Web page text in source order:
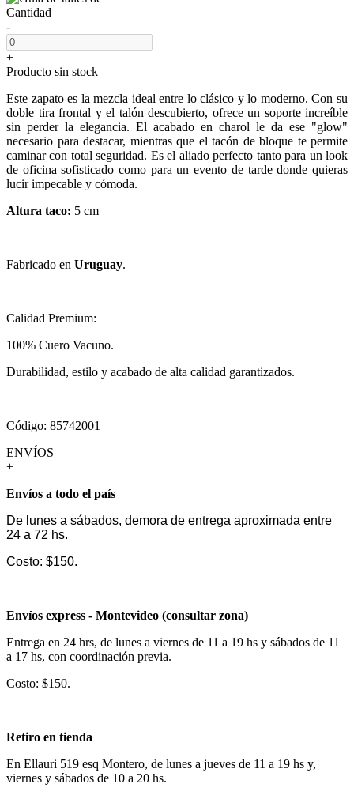
Cantidad
-
+
Producto sin stock
Este zapato es la mezcla ideal entre lo clásico y lo moderno. Con su
doble tira frontal y el talón descubierto, ofrece un soporte increíble
sin perder la elegancia. El acabado en charol le da ese "glow"
necesario para destacar, mientras que el tacón de bloque te permite
caminar con total seguridad. Es el aliado perfecto tanto para un look
de oficina sofisticado como para un evento de tarde donde quieras
lucir impecable y cómoda.
Altura taco: 5 cm
Fabricado en Uruguay.
Calidad Premium:
100% Cuero Vacuno.
Durabilidad, estilo y acabado de alta calidad garantizados.
Código: 85742001
ENVÍOS
+
Envíos a todo el país
De lunes a sábados, demora de entrega aproximada entre
24 a 72 hs.
Costo: $150.
Envíos express - Montevideo (consultar zona)
Entrega en 24 hrs, de lunes a viernes de 11 a 19 hs y sábados de 11
a 17 hs, con coordinación previa.
Costo: $150.
Retiro en tienda
En Ellauri 519 esq Montero, de lunes a jueves de 11 a 19 hs y,
viernes y sábados de 10 a 20 hs.